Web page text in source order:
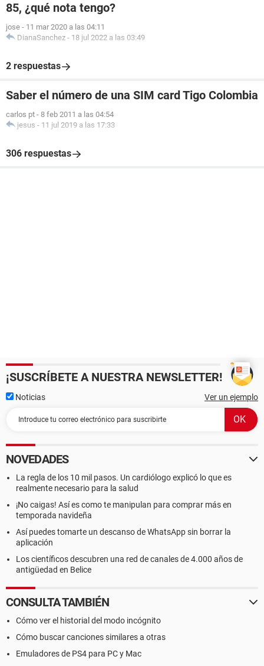
85, ¿qué nota tengo?
jose - 11 mar 2020 a las 04:11
DianaSanchez - 18 jul 2022 a las 03:49
2 respuestas
Saber el número de una SIM card Tigo Colombia
carlos pt - 8 feb 2011 a las 04:54
jesus - 11 jul 2019 a las 17:33
306 respuestas
¡SUSCRÍBETE A NUESTRA NEWSLETTER!
Noticias Ver un ejemplo
NOVEDADES
La regla de los 10 mil pasos. Un cardiólogo explicó lo que es
realmente necesario para la salud
¡No caigas! Así es como te manipulan para comprar más en
temporada navideña
Así puedes tomarte un descanso de WhatsApp sin borrar la
aplicación
Los científicos descubren una red de canales de 4.000 años de
antigüedad en Belice
CONSULTA TAMBIÉN
Cómo ver el historial del modo incógnito
Cómo buscar canciones similares a otras
Emuladores de PS4 para PC y Mac